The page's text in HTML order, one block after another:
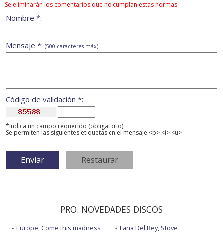
Se eliminarán los comentarios que no cumplan estas normas
Nombre *:
Mensaje *: (500 caracteres máx)
Código de validación *:
*Indica un campo requerido (obligatorio)
Se permiten las siguientes etiquetas en el mensaje <b> <i> <u>
PRO. NOVEDADES DISCOS
Europe, Come this madness
Lana Del Rey, Stove